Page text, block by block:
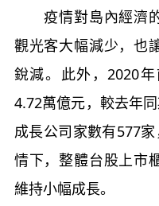
疫情對島內經濟的
觀光客大幅減少，也
銳減。此外，2020
4.72萬億元，較去年
成長公司家數有577
情下，整體台股上市
維持小幅成長。